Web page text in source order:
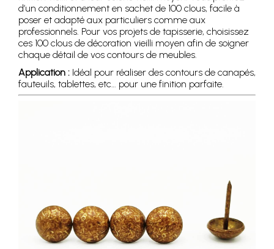
d’un conditionnement en sachet de 100 clous, facile à
poser et adapté aux particuliers comme aux
professionnels. Pour vos projets de tapisserie, choisissez
ces 100 clous de décoration vieilli moyen afin de soigner
chaque détail de vos contours de meubles.
Application : Idéal pour réaliser des contours de canapés,
fauteuils, tablettes, etc… pour une finition parfaite.